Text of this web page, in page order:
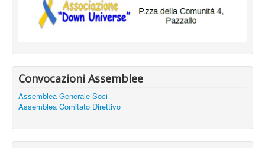
Convocazioni Assemblee
Assemblea Generale Soci
Assemblea Comitato Direttivo